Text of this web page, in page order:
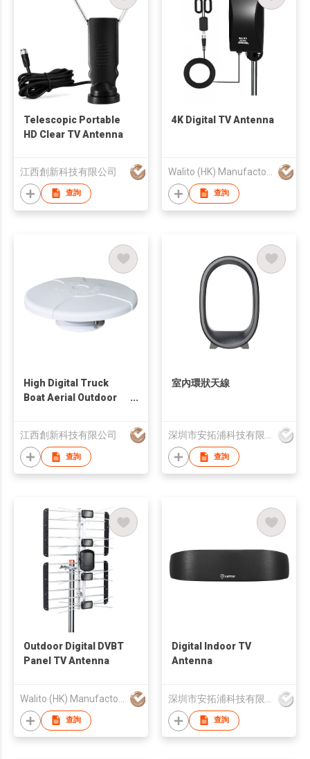
Telescopic Portable
HD Clear TV Antenna
江西創新科技有限公司
查詢
4K Digital TV Antenna
查詢
High Digital Truck
Boat Aerial Outdoor
江西創新科技有限公司
查詢
室內環狀天線
深圳市安拓浦科技有限公司
查詢
Outdoor Digital DVBT
Panel TV Antenna
查詢
Digital Indoor TV
Antenna
查詢